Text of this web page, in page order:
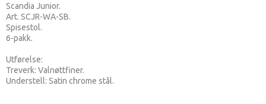
Scandia Junior.
Art. SCJR-WA-SB.
Spisestol.
6-pakk.
Utførelse:
Treverk: Valnøttfiner.
Understell: Satin chrome stål.